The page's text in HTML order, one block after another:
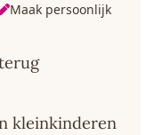
Maak persoonlijk
kleinkinderen